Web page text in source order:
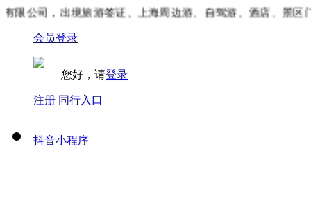
公司，出境旅游签证、上海周边游、自驾游、酒店、景区门
会员登录
您好，请登录
注册 同行入口
抖音小程序